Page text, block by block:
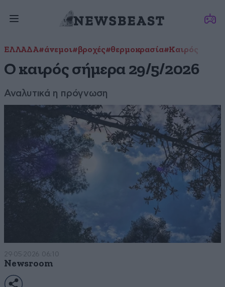
ΕΛΛΑΔΑ#άνεμοι#βροχές#θερμοκρασία#Καιρός
Ο καιρός σήμερα 29/5/2026
Αναλυτικά η πρόγνωση
29·05·2026 06:10
Newsroom